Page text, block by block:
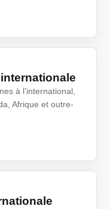
à l'international,
Afrique et outre-